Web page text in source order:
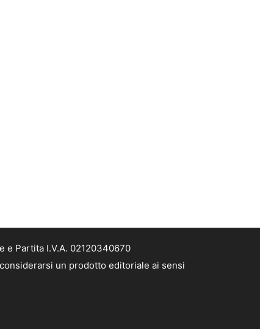
e Partita I.V.A. 02120340670
un prodotto editoriale ai sensi